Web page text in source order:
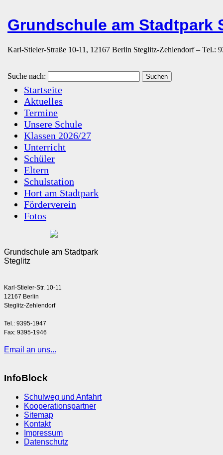
Grundschule am Stadtpark
Karl-Stieler-Straße 10-11, 12167 Berlin Steglitz-Zehlendorf – Tel.:
Suche nach:
Startseite
Aktuelles
Termine
Unsere Schule
Klassen 2026/27
Unterricht
Schüler
Eltern
Schulstation
Hort am Stadtpark
Förderverein
Fotos
Grundschule am Stadtpark
Steglitz
Karl-Stieler-Str. 10-11
12167 Berlin
Steglitz-Zehlendorf
Tel.: 9395-1947
Fax: 9395-1946
Email an uns...
InfoBlock
Schulweg und Anfahrt
Kooperationspartner
Sitemap
Kontakt
Impressum
Datenschutz